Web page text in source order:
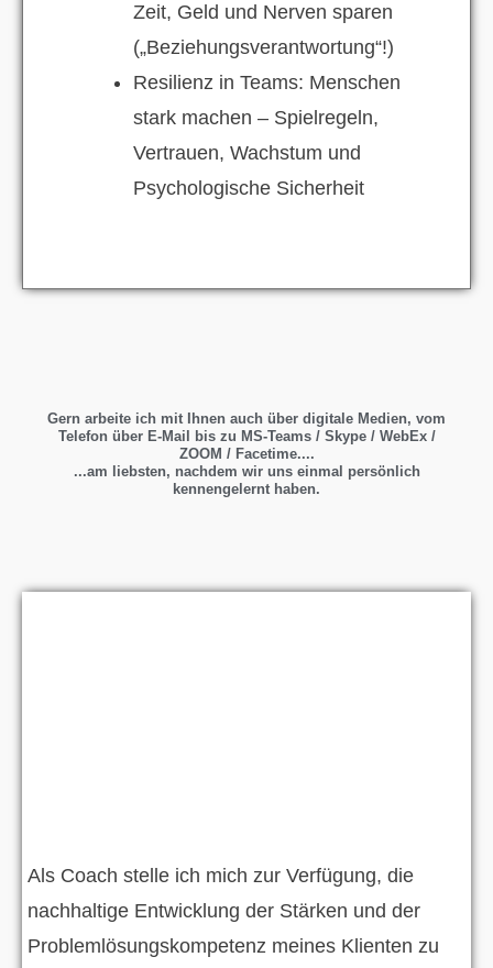
Zeit, Geld und Nerven sparen
(„Beziehungsverantwortung“!)
Resilienz in Teams: Menschen
stark machen – Spielregeln,
Vertrauen, Wachstum und
Psychologische Sicherheit
Gern arbeite ich mit Ihnen auch über digitale Medien, vom
Telefon über E-Mail bis zu MS-Teams / Skype / WebEx /
ZOOM / Facetime....
...am liebsten, nachdem wir uns einmal persönlich
kennengelernt haben.
Als Coach stelle ich mich zur Verfügung, die
nachhaltige Entwicklung der Stärken und der
Problemlösungskompetenz meines Klienten zu